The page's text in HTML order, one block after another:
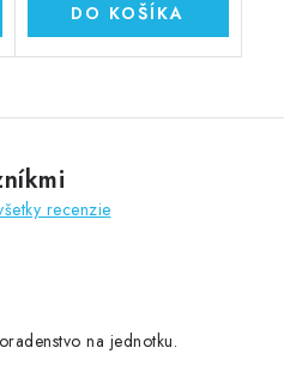
DO KOŠÍKA
recenzie
na jednotku.